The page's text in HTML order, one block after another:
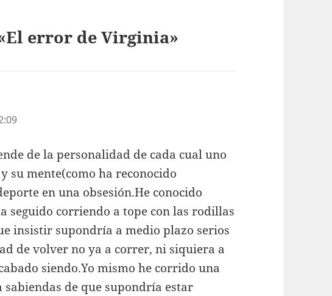
error de Virginia»
de la personalidad de cada cual uno
su mente(como ha reconocido
en una obsesión.He conocido
seguido corriendo a tope con las rodillas
insistir supondría a medio plazo serios
de volver no ya a correr, ni siquiera a
siendo.Yo mismo he corrido una
de que supondría estar